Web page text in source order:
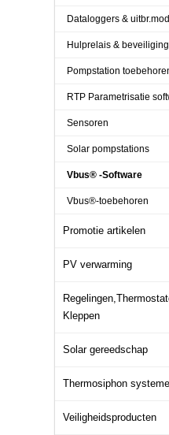
Dataloggers &
Hulprelais & beveiliging
Pompstation
RTP Parametrisatie
Sensoren
Solar pompstations
Vbus® -Software
Vbus®-toebehoren
Promotie artikelen
PV verwarming
Kleppen
Solar gereedschap
Thermosiphon
Veiligheidsproducten